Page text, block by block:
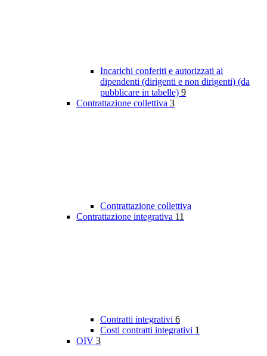
Incarichi conferiti e autorizzati ai
dipendenti (dirigenti e non dirigenti) (da
pubblicare in tabelle) 9
Contrattazione collettiva 3
Contrattazione collettiva
Contrattazione integrativa 11
Contratti integrativi 6
Costi contratti integrativi 1
OIV 3